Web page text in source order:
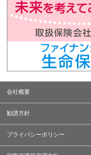
会社概要
勧誘方針
プライバシーポリシー